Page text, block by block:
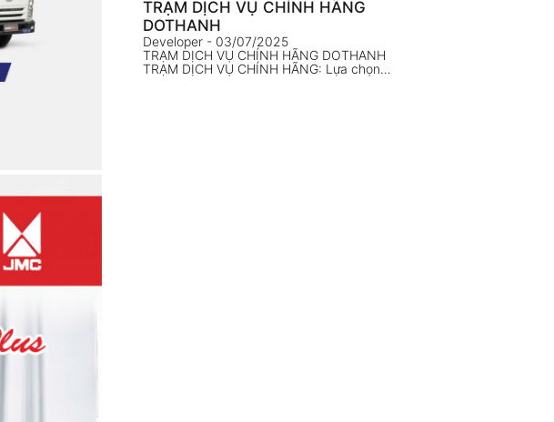
TRẠM DỊCH VỤ CHÍNH HÃNG
DOTHANH
Developer - 03/07/2025
TRẠM DỊCH VỤ CHÍNH HÃNG DOTHANH
TRẠM DỊCH VỤ CHÍNH HÃNG: Lựa chọn…